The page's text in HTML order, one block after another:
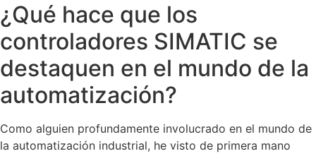
¿Qué hace que los
controladores SIMATIC se
destaquen en el mundo de la
automatización?
Como alguien profundamente involucrado en el mundo de
la automatización industrial, he visto de primera mano